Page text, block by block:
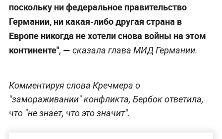
поскольку ни федеральное правительство
Германии, ни какая-либо другая страна в
Европе никогда не хотели снова войны на этом
континенте", — сказала глава МИД Германии.
Комментируя слова Кречмера о
"замораживании" конфликта, Бербок ответила,
что "не знает, что это значит".